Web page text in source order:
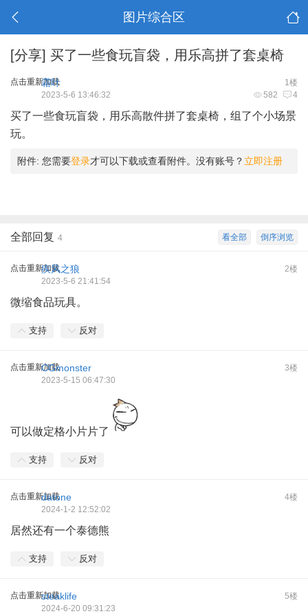
图片综合区
[分享] 买了一些食玩盲袋，用乐高拼了套桌椅
点击重新加载 1楼
霜叶
582 4
2023-5-6 13:46:32
买了一些食玩盲袋，用乐高散件拼了套桌椅，组了个小场景
玩。
附件: 您需要登录才可以下载或查看附件。没有账号？ 立即注册
倒序浏览
看全部
全部回复 4
点击重新加载 2楼
疾风之狼
2023-5-6 21:41:54
微缩食品玩具。
支持 反对
点击重新加载 3楼
CGmonster
2023-5-15 06:47:30
可以做定格小片片了
支持 反对
点击重新加载 4楼
datone
2024-1-2 12:52:02
居然还有一个泰德熊
支持 反对
点击重新加载 5楼
steaklife
2024-6-20 09:31:23